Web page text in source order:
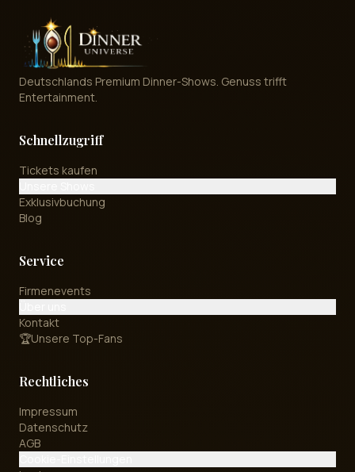
Deutschlands Premium Dinner-Shows. Genuss trifft
Entertainment.
Schnellzugriff
Tickets kaufen
Exklusivbuchung
Blog
Service
Firmenevents
Kontakt
🏆Unsere Top-Fans
Rechtliches
Impressum
Datenschutz
AGB